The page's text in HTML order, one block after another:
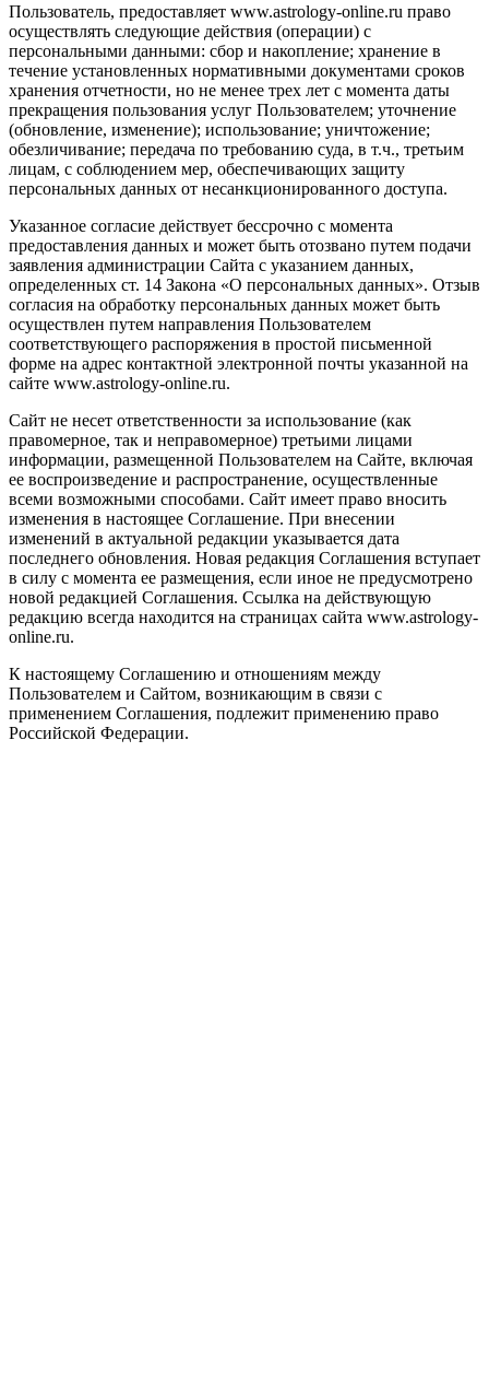
Пользователь, предоставляет www.astrology-online.ru право
осуществлять следующие действия (операции) с
персональными данными: сбор и накопление; хранение в
течение установленных нормативными документами сроков
хранения отчетности, но не менее трех лет с момента даты
прекращения пользования услуг Пользователем; уточнение
(обновление, изменение); использование; уничтожение;
обезличивание; передача по требованию суда, в т.ч., третьим
лицам, с соблюдением мер, обеспечивающих защиту
персональных данных от несанкционированного доступа.
Указанное согласие действует бессрочно с момента
предоставления данных и может быть отозвано путем подачи
заявления администрации Сайта с указанием данных,
определенных ст. 14 Закона «О персональных данных». Отзыв
согласия на обработку персональных данных может быть
осуществлен путем направления Пользователем
соответствующего распоряжения в простой письменной
форме на адрес контактной электронной почты указанной на
сайте www.astrology-online.ru.
Сайт не несет ответственности за использование (как
правомерное, так и неправомерное) третьими лицами
информации, размещенной Пользователем на Сайте, включая
ее воспроизведение и распространение, осуществленные
всеми возможными способами. Сайт имеет право вносить
изменения в настоящее Соглашение. При внесении
изменений в актуальной редакции указывается дата
последнего обновления. Новая редакция Соглашения вступает
в силу с момента ее размещения, если иное не предусмотрено
новой редакцией Соглашения. Ссылка на действующую
редакцию всегда находится на страницах сайта www.astrology-
online.ru.
К настоящему Соглашению и отношениям между
Пользователем и Сайтом, возникающим в связи с
применением Соглашения, подлежит применению право
Российской Федерации.